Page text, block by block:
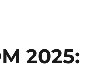
2025: